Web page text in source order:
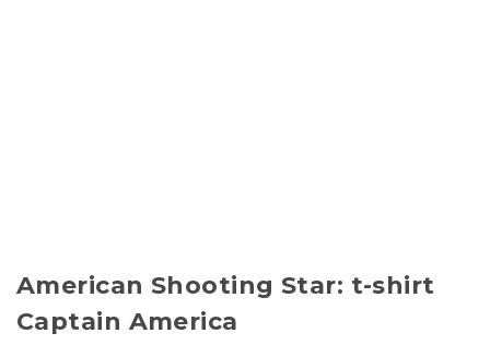
American Shooting Star: t-shirt
Captain America